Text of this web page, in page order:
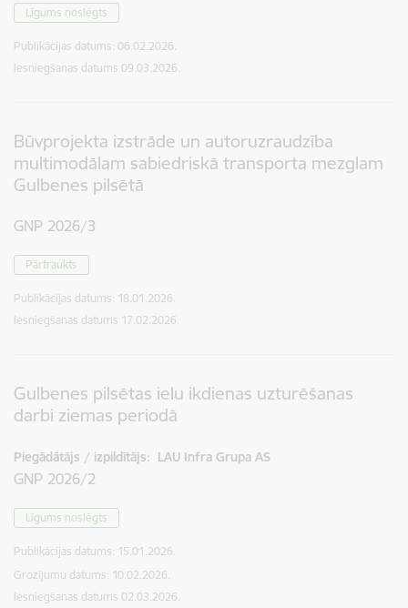
Līgums noslēgts
Publikācijas datums: 06.02.2026.
Iesniegšanas datums 09.03.2026.
Būvprojekta izstrāde un autoruzraudzība
multimodālam sabiedriskā transporta mezglam
Gulbenes pilsētā
GNP 2026/3
Pārtraukts
Publikācijas datums: 18.01.2026.
Iesniegšanas datums 17.02.2026.
Gulbenes pilsētas ielu ikdienas uzturēšanas
darbi ziemas periodā
Piegādātājs / izpildītājs: LAU Infra Grupa AS
GNP 2026/2
Līgums noslēgts
Publikācijas datums: 15.01.2026.
Grozījumu datums: 10.02.2026.
Iesniegšanas datums 02.03.2026.